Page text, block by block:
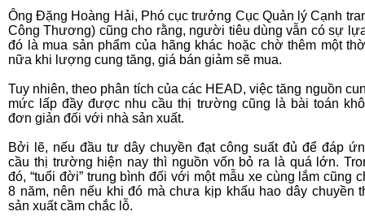
Ông Đặng Hoàng Hải, Phó cục trưởng Cục Quản lý Cạnh
Công Thương) cũng cho rằng, người tiêu dùng vẫn có sự
đó là mua sản phẩm của hãng khác hoặc chờ thêm một
nữa khi lượng cung tăng, giá bán giảm sẽ mua.
Tuy nhiên, theo phân tích của các HEAD, việc tăng nguồn
mức lấp đầy được nhu cầu thị trường cũng là bài toán
đơn giản đối với nhà sản xuất.
Bởi lẽ, nếu đầu tư dây chuyền đạt công suất đủ để đáp
cầu thị trường hiện nay thì nguồn vốn bỏ ra là quá lớn.
đó, “tuổi đời” trung bình đối với một mẫu xe cùng lắm cũng
8 năm, nên nếu khi đó mà chưa kịp khấu hao dây chuyền
sản xuất cầm chắc lỗ.